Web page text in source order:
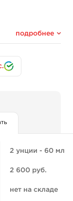
получает
жидкость,
и обладает
подробнее
2 унции - 60 мл
2 600 руб.
нет на складе